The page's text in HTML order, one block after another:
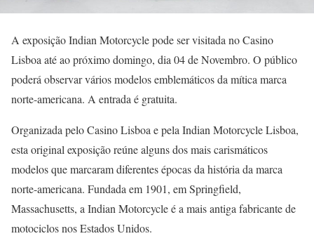
A exposição Indian Motorcycle pode ser visitada no Casino
Lisboa até ao próximo domingo, dia 04 de Novembro. O público
poderá observar vários modelos emblemáticos da mítica marca
norte-americana. A entrada é gratuita.
Organizada pelo Casino Lisboa e pela Indian Motorcycle Lisboa,
esta original exposição reúne alguns dos mais carismáticos
modelos que marcaram diferentes épocas da história da marca
norte-americana. Fundada em 1901, em Springfield,
Massachusetts, a Indian Motorcycle é a mais antiga fabricante de
motociclos nos Estados Unidos.